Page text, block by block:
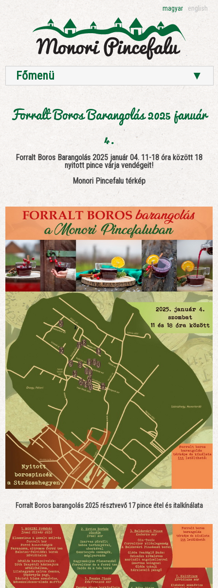
magyar english
Főmenü ▼
Forralt Boros Barangolás 2025 január
4.
Forralt Boros Barangolás 2025 január 04. 11-18 óra között 18
nyitott pince várja vendégeit!
Monori Pincefalu térkép
Forralt Boros barangolás 2025 résztvevő 17 pince étel és italkínálata